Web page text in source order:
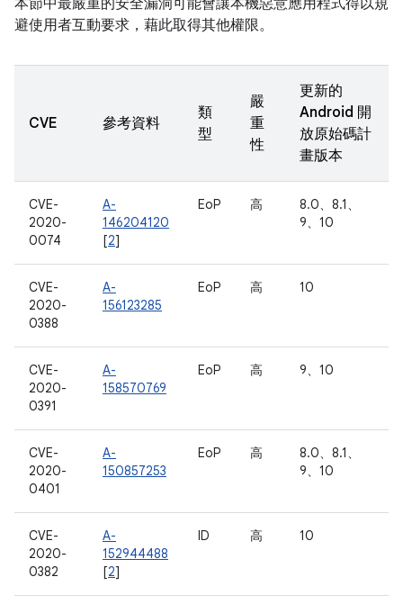
本節中最嚴重的安全漏洞可能會讓本機惡意應用程式得以規
避使用者互動要求，藉此取得其他權限。
CVE 參考資料
類
型
嚴
重
性
更新的
Android 開
放原始碼計
畫版本
CVE-
2020-
0074
A-
146204120
[2]
EoP 高
8.0、8.1、
9、10
CVE-
2020-
0388
A-
156123285
EoP 高 10
CVE-
2020-
0391
A-
158570769
EoP 高 9、10
CVE-
2020-
0401
A-
150857253
EoP 高
8.0、8.1、
9、10
CVE-
2020-
0382
A-
152944488
[2]
ID 高 10